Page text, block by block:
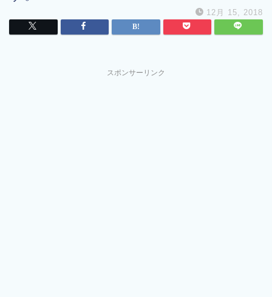
12月 15, 2018
スポンサーリンク